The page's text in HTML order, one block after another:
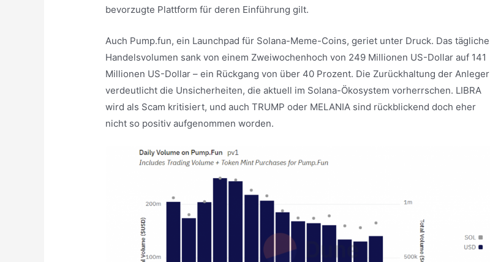
bevorzugte Plattform für deren Einführung gilt.
Auch Pump.fun, ein Launchpad für Solana-Meme-Coins, geriet unter Druck. Das tägliche
Handelsvolumen sank von einem Zweiwochenhoch von 249 Millionen US-Dollar auf 141
Millionen US-Dollar – ein Rückgang von über 40 Prozent. Die Zurückhaltung der Anleger
verdeutlicht die Unsicherheiten, die aktuell im Solana-Ökosystem vorherrschen. LIBRA
wird als Scam kritisiert, und auch TRUMP oder MELANIA sind rückblickend doch eher
nicht so positiv aufgenommen worden.